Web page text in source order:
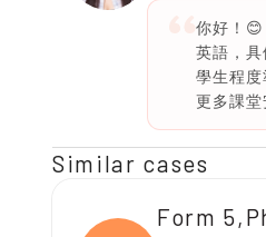
你好！
英語，
學生程
更多課堂
Similar cases
Form